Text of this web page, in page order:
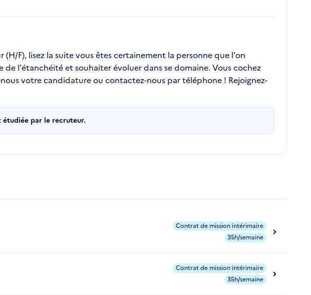
F), lisez la suite vous êtes certainement la personne que l'on
l'étanchéité et souhaiter évoluer dans se domaine. Vous cochez
votre candidature ou contactez-nous par téléphone ! Rejoignez-
par le recruteur.
Contrat de mission intérimaire
35h/semaine
Contrat de mission intérimaire
35h/semaine